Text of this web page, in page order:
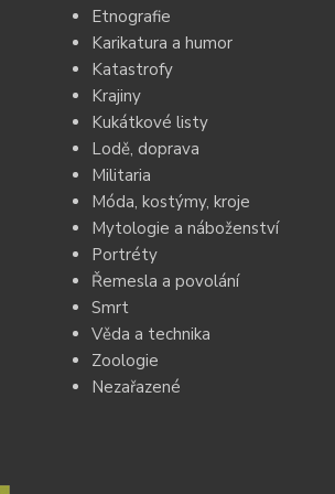
Etnografie
Karikatura a humor
Katastrofy
Krajiny
Kukátkové listy
Lodě, doprava
Militaria
Móda, kostýmy, kroje
Mytologie a náboženství
Portréty
Řemesla a povolání
Smrt
Věda a technika
Zoologie
Nezařazené